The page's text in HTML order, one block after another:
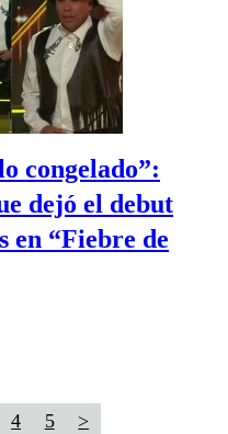
congelado”:
dejó el debut
en “Fiebre de
4 5 >